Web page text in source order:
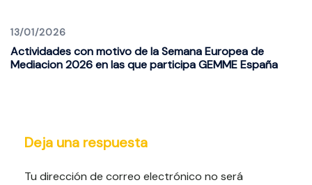
13/01/2026
Actividades con motivo de la Semana Europea de
Mediacion 2026 en las que participa GEMME España
Deja una respuesta
Tu dirección de correo electrónico no será